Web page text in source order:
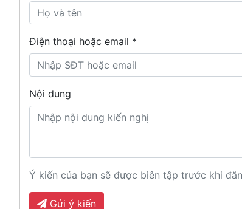
Điện thoại hoặc email *
Nội dung
Ý kiến của bạn sẽ được biên tập trước khi
Gửi ý kiến